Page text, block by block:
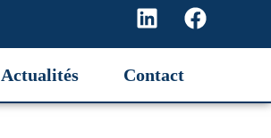
Actualités Contact